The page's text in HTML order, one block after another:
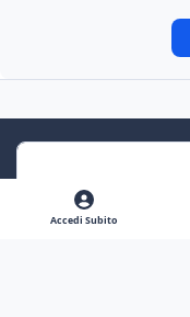
Accedi Subito